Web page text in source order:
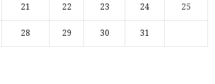
21 22 23 24 25
28 29 30 31